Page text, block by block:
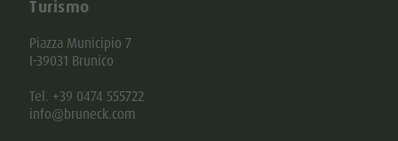
Turismo
Piazza Municipio 7
I-39031 Brunico
Tel. +39 0474 555722
info@bruneck.com